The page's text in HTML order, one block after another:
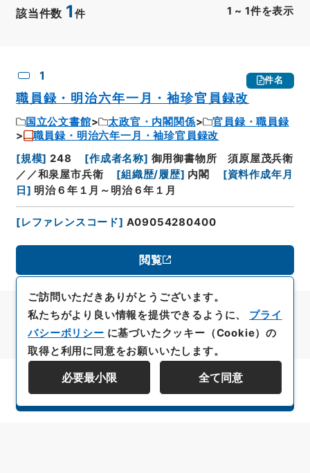
該当件数 1 件 1 ~ 1件を表示
1 件名
職員録・明治六年一月・袖珍官員録改
国立公文書館 太政官・内閣関係
官員録・職員録
職員録・明治六年一月・袖珍官員録改
[規模] 248 [作成者名称] 御用御書物所 須原屋茂兵衛
／／和泉屋市兵衛
[組織歴/履歴] 内閣 [資料作成年月
日 ] 明治６年１月～明治６年１月
[レファレンスコード] A09054280400
閲覧
資料群階層を表示する
ご訪問いただきありがとうございます。
私たちがより良い情報を提供できるように、 プライ
バシーポリシー に基づいたクッキー（Cookie）の
取得と利用に同意をお願いいたします。
必要最小限 全て同意